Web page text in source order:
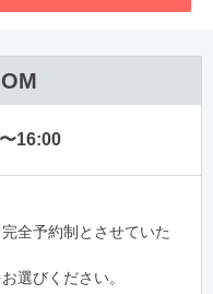
16:00
全予約制とさせていた
選びください。